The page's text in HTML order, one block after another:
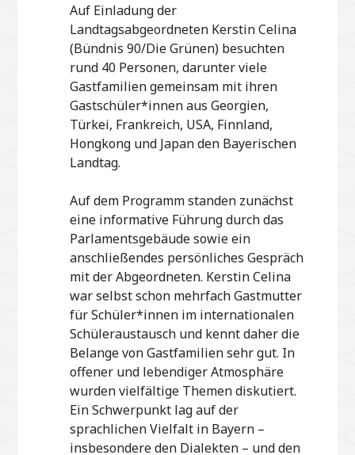
Auf Einladung der
Landtagsabgeordneten Kerstin Celina
(Bündnis 90/Die Grünen) besuchten
rund 40 Personen, darunter viele
Gastfamilien gemeinsam mit ihren
Gastschüler*innen aus Georgien,
Türkei, Frankreich, USA, Finnland,
Hongkong und Japan den Bayerischen
Landtag.
Auf dem Programm standen zunächst
eine informative Führung durch das
Parlamentsgebäude sowie ein
anschließendes persönliches Gespräch
mit der Abgeordneten. Kerstin Celina
war selbst schon mehrfach Gastmutter
für Schüler*innen im internationalen
Schüleraustausch und kennt daher die
Belange von Gastfamilien sehr gut. In
offener und lebendiger Atmosphäre
wurden vielfältige Themen diskutiert.
Ein Schwerpunkt lag auf der
sprachlichen Vielfalt in Bayern –
insbesondere den Dialekten – und den